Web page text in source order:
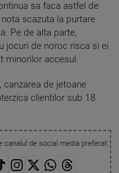
sa faca astfel de
scazuta la purtare
Pe de alta parte,
jocuri de noroc risca si ei
minorilor accesul.
canzarea de jetoane
clientilor sub 18
canalul de social media preferat: